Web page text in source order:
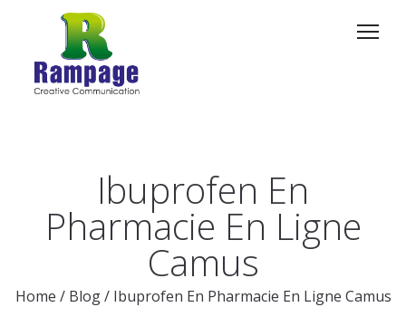
Ibuprofen En
Pharmacie En Ligne
Camus
Home / Blog /Ibuprofen En Pharmacie En Ligne Camus